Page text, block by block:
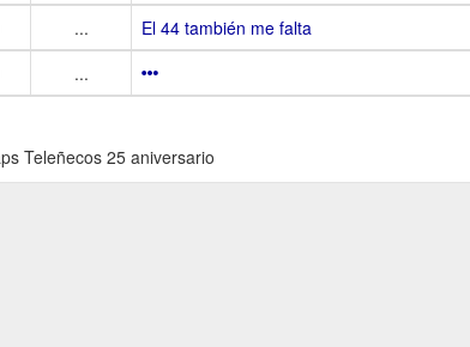
...
El 44 también me falta
...
Teleñecos 25 aniversario